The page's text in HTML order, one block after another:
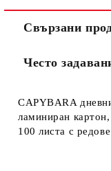
Свързани
Често
CAPYBARA
ламиниран
100 листа с редове